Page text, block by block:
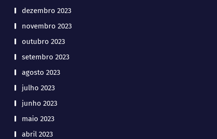
dezembro 2023
novembro 2023
outubro 2023
setembro 2023
agosto 2023
julho 2023
junho 2023
maio 2023
abril 2023